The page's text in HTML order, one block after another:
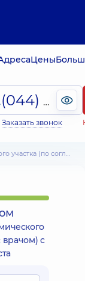
Цены
(044) 495-2-888
Заказать звонок
с врачом) с введением контраста
врачом) с